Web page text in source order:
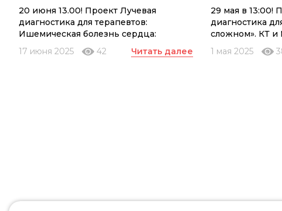
20 июня 13.00! Проект Лучевая
диагностика для терапевтов:
Ишемическая болезнь сердца:
неинвазивные методы визуализации
Читать далее
17 июня 2025 42
29 мая в 13:00!
диагностика
сложном». КТ и
клинические
диагностики
1 мая 2025